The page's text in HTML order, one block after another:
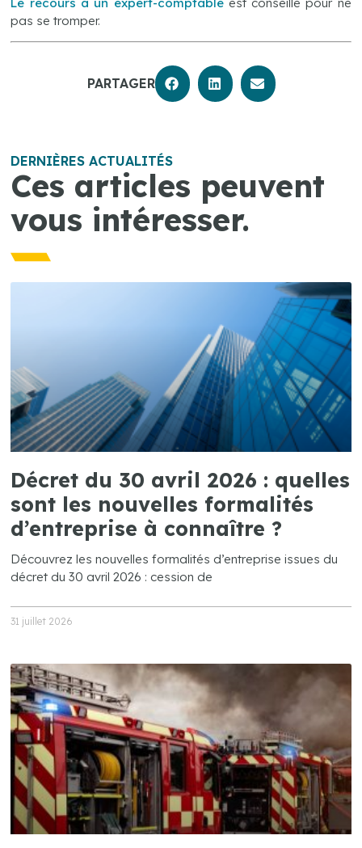
pas se tromper.
PARTAGER
DERNIÈRES ACTUALITÉS
Ces articles peuvent
vous intéresser.
Décret du 30 avril 2026 : quelles
sont les nouvelles formalités
d’entreprise à connaître ?
Découvrez les nouvelles formalités d’entreprise issues du
décret du 30 avril 2026 : cession de
31 juillet 2026